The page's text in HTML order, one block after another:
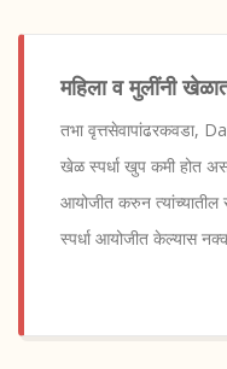
महिला व मुलींनी
तभा वृत्तसेवापांढरकवडा,
खेळ स्पर्धा खुप कमी होत
आयोजीत करुन त्यांच्यातील
स्पर्धा आयोजीत केल्यास